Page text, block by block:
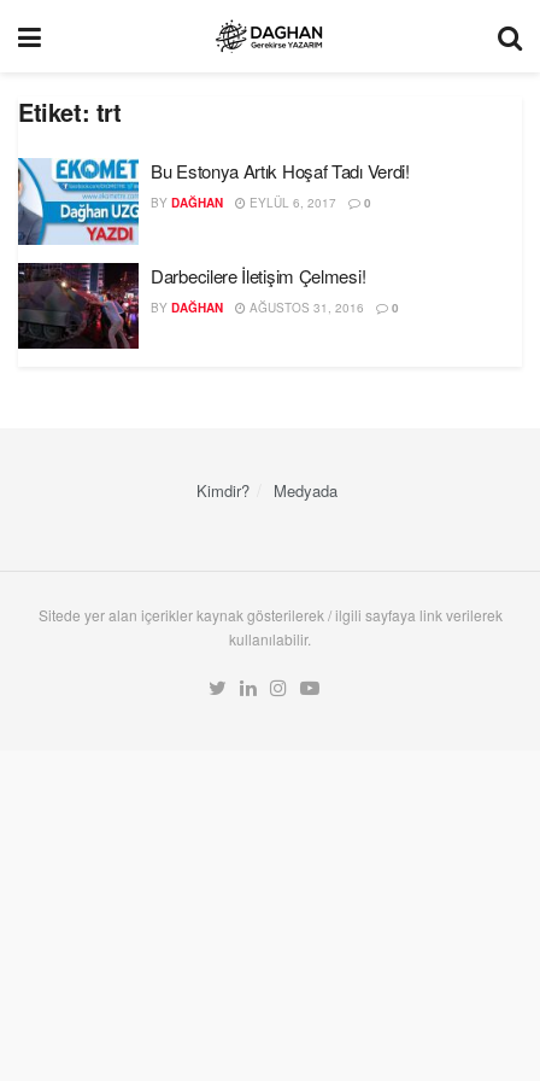
Etiket: trt
Bu Estonya Artık Hoşaf Tadı Verdi!
BY DAĞHAN EYLÜL 6, 2017 0
Darbecilere İletişim Çelmesi!
BY DAĞHAN AĞUSTOS 31, 2016 0
Kimdir? Medyada
Sitede yer alan içerikler kaynak gösterilerek / ilgili sayfaya link verilerek
kullanılabilir.